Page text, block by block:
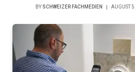
BY SCHWEIZER FACHMEDIEN AUGUST